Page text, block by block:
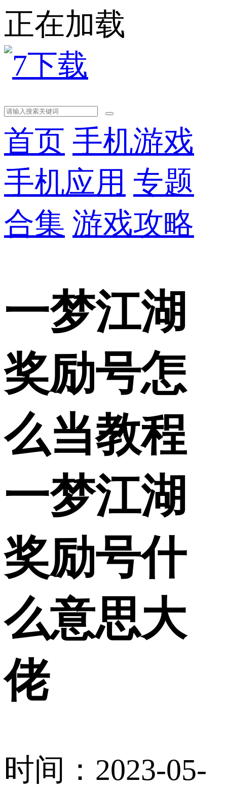
正在加载
首页 手机游戏
手机应用 专题
合集 游戏攻略
一梦江湖
奖励号怎
么当教程
一梦江湖
奖励号什
么意思大
佬
时间：2023-05-